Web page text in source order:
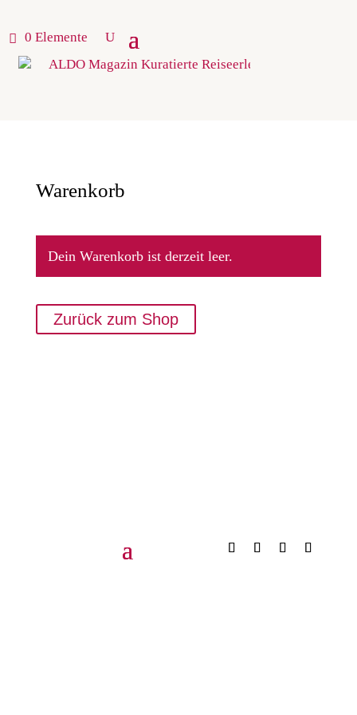
0 Elemente
Warenkorb
Dein Warenkorb ist derzeit leer.
Zurück zum Shop